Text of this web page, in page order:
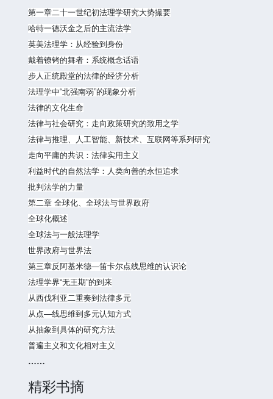
第一章二十一世纪初法理学研究大势撮要
哈特一德沃金之后的主流法学
英美法理学：从经验到身份
戴着镣铐的舞者：系统概念话语
步人正统殿堂的法律的经济分析
法理学中“北强南弱”的现象分析
法律的文化生命
法律与社会研究：走向政策研究的致用之学
法律与推理、人工智能、新技术、互联网等系列研究
走向平庸的共识：法律实用主义
利益时代的自然法学：人类向善的永恒追求
批判法学的力量
第二章 全球化、全球法与世界政府
全球化概述
全球法与一般法理学
世界政府与世界法
第三章反阿基米德—笛卡尔点线思维的认识论
法理学界“无王期”的到来
从西伐利亚二重奏到法律多元
从点—线思维到多元认知方式
从抽象到具体的研究方法
普遍主义和文化相对主义
……
精彩书摘